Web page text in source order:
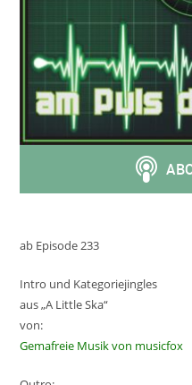
ab Episode 233
Intro und Kategoriejingles
aus „A Little Ska“
von:
Gemafreie Musik von musicfox